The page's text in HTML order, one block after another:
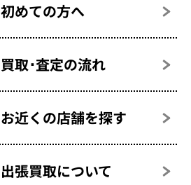
初めての方へ
買取･査定の流れ
お近くの店舗を探す
出張買取について